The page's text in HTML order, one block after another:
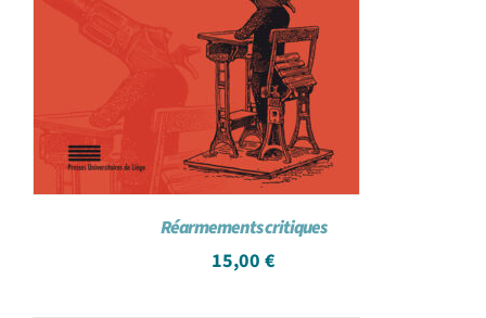
Réarmements critiques
15,00 €